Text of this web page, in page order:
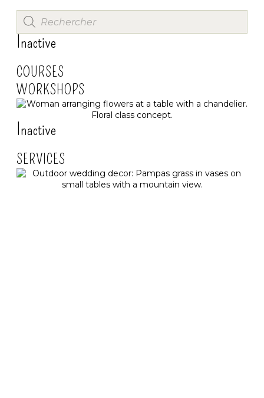
Inactive
COURSES
WORKSHOPS
Inactive
SERVICES